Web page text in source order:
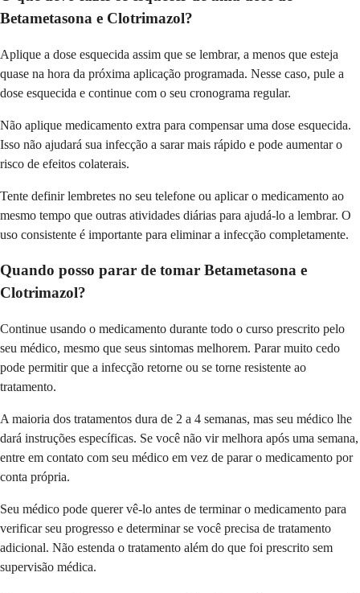
Betametasona e Clotrimazol?
Aplique a dose esquecida assim que se lembrar, a menos que esteja
quase na hora da próxima aplicação programada. Nesse caso, pule a
dose esquecida e continue com o seu cronograma regular.
Não aplique medicamento extra para compensar uma dose esquecida.
Isso não ajudará sua infecção a sarar mais rápido e pode aumentar o
risco de efeitos colaterais.
Tente definir lembretes no seu telefone ou aplicar o medicamento ao
mesmo tempo que outras atividades diárias para ajudá-lo a lembrar. O
uso consistente é importante para eliminar a infecção completamente.
Quando posso parar de tomar Betametasona e
Clotrimazol?
Continue usando o medicamento durante todo o curso prescrito pelo
seu médico, mesmo que seus sintomas melhorem. Parar muito cedo
pode permitir que a infecção retorne ou se torne resistente ao
tratamento.
A maioria dos tratamentos dura de 2 a 4 semanas, mas seu médico lhe
dará instruções específicas. Se você não vir melhora após uma semana,
entre em contato com seu médico em vez de parar o medicamento por
conta própria.
Seu médico pode querer vê-lo antes de terminar o medicamento para
verificar seu progresso e determinar se você precisa de tratamento
adicional. Não estenda o tratamento além do que foi prescrito sem
supervisão médica.